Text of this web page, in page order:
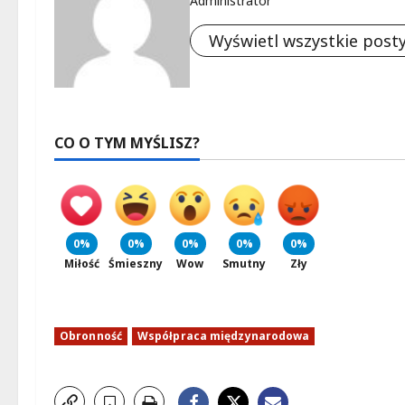
Wyświetl wszystkie
CO O TYM MYŚLISZ?
0%
Miłość
0%
Śmieszny
0%
Wow
0%
Smutny
0%
Zły
Obronność Współpraca międzynarodowa